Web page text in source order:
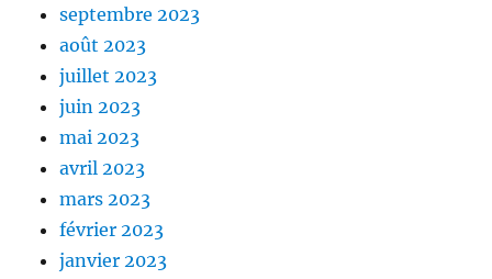
septembre 2023
août 2023
juillet 2023
juin 2023
mai 2023
avril 2023
mars 2023
février 2023
janvier 2023